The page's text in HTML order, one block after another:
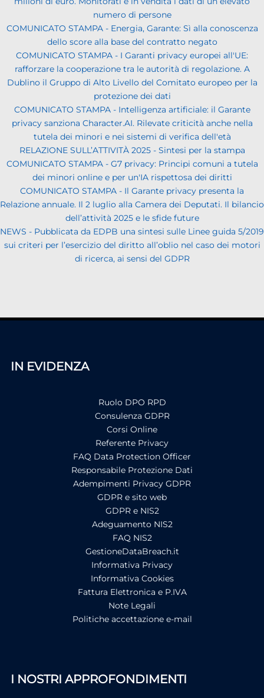
numero di persone
COMUNICATO STAMPA - Energia, Garante: Sì alla conoscenza
dello score alla base del contratto negato
COMUNICATO STAMPA - I Garanti privacy europei all'UE:
rafforzare la cooperazione tra le autorità di regolazione. A
Dublino il Gruppo di Alto Livello del Comitato europeo per la
protezione dei dati
COMUNICATO STAMPA - Intelligenza artificiale: il Garante
privacy sanziona Character.AI. Rilevate criticità anche nella
tutela dei minori e nei sistemi di verifica dell'età
RELAZIONE SULL’ATTIVITÀ 2025 - Sintesi per la stampa
COMUNICATO STAMPA - G7 privacy: Principi comuni a tutela
dei minori online e per un'IA rispettosa dei diritti
COMUNICATO STAMPA - Il Garante privacy presenta la
Relazione annuale. Il 2 luglio alla Camera dei Deputati. Il bilancio
dell’attività 2025 e le sfide future
NEWS - Pubblicata da EDPB una sintesi sulle Linee guida 5/2019
sui criteri per l’esercizio del diritto all’oblio nel caso dei motori
di ricerca, ai sensi del GDPR
IN EVIDENZA
Ruolo DPO RPD
Consulenza GDPR
Corsi Online
Referente Privacy
FAQ Data Protection Officer
Responsabile Protezione Dati
Adempimenti Privacy GDPR
GDPR e sito web
GDPR e NIS2
Adeguamento NIS2
FAQ NIS2
GestioneDataBreach.it
Informativa Privacy
Informativa Cookies
Fattura Elettronica e P.IVA
Note Legali
Politiche accettazione e-mail
I NOSTRI APPROFONDIMENTI